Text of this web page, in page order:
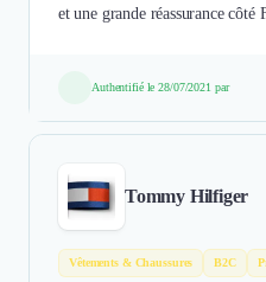
et une grande réassurance côté
Authentifié le 28/07/2021 par
Tommy Hilfiger
Vêtements & Chaussures B2C